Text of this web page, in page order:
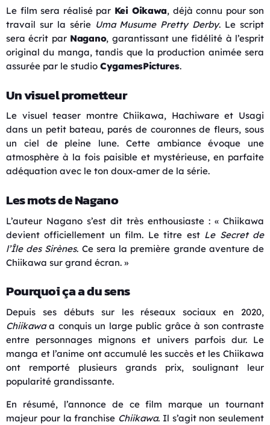
Le film sera réalisé par Kei Oikawa, déjà connu pour son
travail sur la série Uma Musume Pretty Derby. Le script
sera écrit par Nagano, garantissant une fidélité à l’esprit
original du manga, tandis que la production animée sera
assurée par le studio CygamesPictures.
Un visuel prometteur
Le visuel teaser montre Chiikawa, Hachiware et Usagi
dans un petit bateau, parés de couronnes de fleurs, sous
un ciel de pleine lune. Cette ambiance évoque une
atmosphère à la fois paisible et mystérieuse, en parfaite
adéquation avec le ton doux-amer de la série.
Les mots de Nagano
L’auteur Nagano s’est dit très enthousiaste : « Chiikawa
devient officiellement un film. Le titre est Le Secret de
l’Île des Sirènes. Ce sera la première grande aventure de
Chiikawa sur grand écran. »
Pourquoi ça a du sens
Depuis ses débuts sur les réseaux sociaux en 2020,
Chiikawaa conquis un large public grâce à son contraste
entre personnages mignons et univers parfois dur. Le
manga et l’anime ont accumulé les succès et les Chiikawa
ont remporté plusieurs grands prix, soulignant leur
popularité grandissante.
En résumé, l’annonce de ce film marque un tournant
majeur pour la franchise Chiikawa. Il s’agit non seulement